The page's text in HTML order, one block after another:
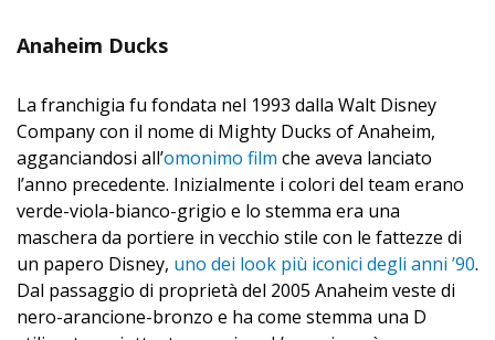
Anaheim Ducks
La franchigia fu fondata nel 1993 dalla Walt Disney
Company con il nome di Mighty Ducks of Anaheim,
agganciandosi all’omonimo film che aveva lanciato
l’anno precedente. Inizialmente i colori del team erano
verde-viola-bianco-grigio e lo stemma era una
maschera da portiere in vecchio stile con le fattezze di
un papero Disney, uno dei look più iconici degli anni ’90.
Dal passaggio di proprietà del 2005 Anaheim veste di
nero-arancione-bronzo e ha come stemma una D